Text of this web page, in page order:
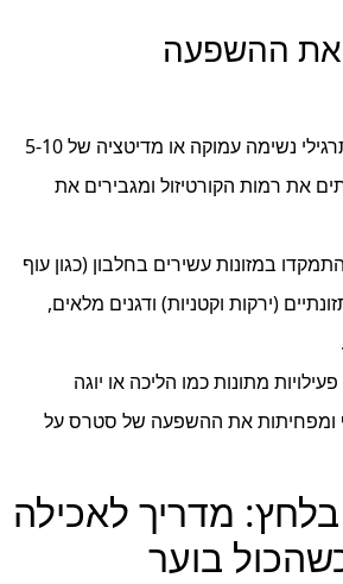
את ההשפעה
: תרגילי נשימה עמוקה או מדיטציה של 5-10
את רמות הקורטיזול ומגבירים את
במזונות עשירים בחלבון (כגון עוף
(ירקות וקטניות) ודגנים מלאים,
פעילויות מתונות כמו הליכה או יוגה
ומפחיתות את ההשפעה של סטרס על
מדריך לאכילה
בוער